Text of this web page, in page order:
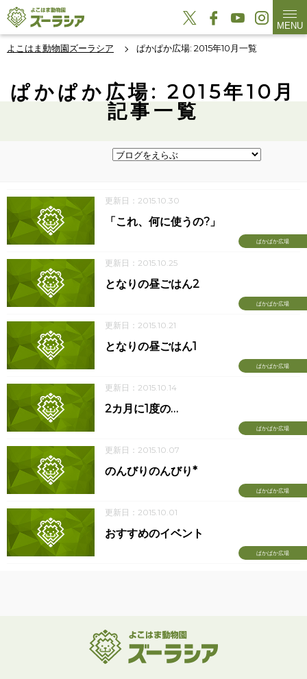
MENU
よこはま動物園ズーラシア ぱかぱか広場: 2015年10月一覧
ぱかぱか広場: 2015年10月
記事一覧
更新日：2015.10.30
ぱかぱか広場
「これ、何に使うの?」
更新日：2015.10.25
ぱかぱか広場
となりの昼ごはん2
更新日：2015.10.21
ぱかぱか広場
となりの昼ごはん1
更新日：2015.10.14
ぱかぱか広場
2カ月に1度の…
更新日：2015.10.07
ぱかぱか広場
のんびりのんびり*
更新日：2015.10.01
ぱかぱか広場
おすすめのイベント